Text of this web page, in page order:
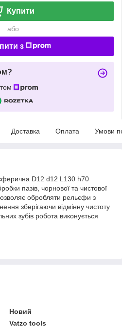
Купити
або
з
Доставка Оплата Умови
D12 d12 L130 h70
пазів, чорнової та чистової
обробляти рельєфи з
зберігаючи відмінну чистоту
зубів робота виконується
Новий
Vatzo tools